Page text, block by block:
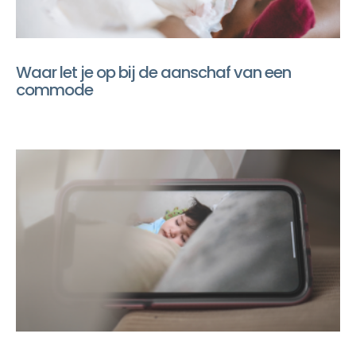
Waar let je op bij de aanschaf van een
commode